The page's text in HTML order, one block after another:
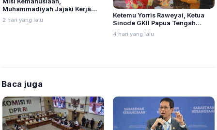
Muhammadiyah Jajaki Kerja
Sama Pelayanan Kanker Bagi
Warga Palestina di Yordania
2 hari yang lalu
Ketemu Yorris Raweyai, Ketua
Sinode GKII Papua Tengah
Sampaikan Hal Ini
4 hari yang lalu
Baca juga